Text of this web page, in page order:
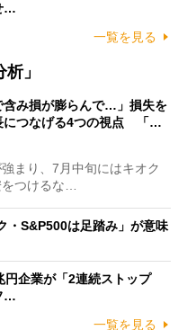
…
一覧を見る
」
含み損が膨らんで…」損失を
につなげる4つの視点 「…
まり、7月中旬にはキオク
つけるな…
・S&P500は足踏み」が意味
円企業が「2連続ストップ
…
一覧を見る